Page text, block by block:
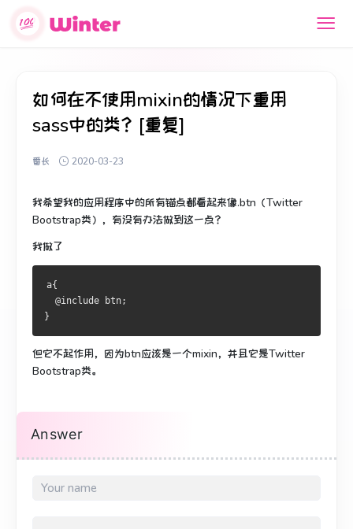
如何在不使用mixin的情况下重用
sass中的类？[重复]
番长 2020-03-23
我希望我的应用程序中的所有锚点都看起来像.btn（Twitter
Bootstrap类），有没有办法做到这一点？
我做了
a{
  @include btn;
}
但它不起作用，因为btn应该是一个mixin，并且它是Twitter
Bootstrap类。
Answer